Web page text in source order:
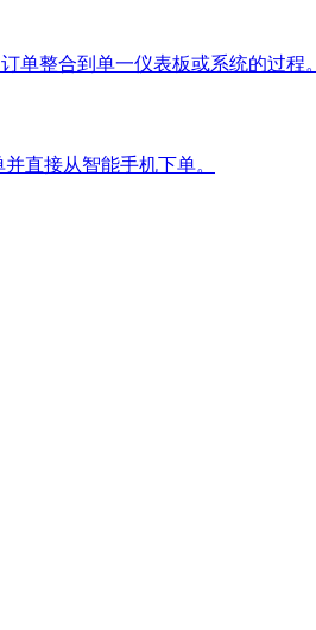
单整合到单一仪表板或系统的过程。
直接从智能手机下单。